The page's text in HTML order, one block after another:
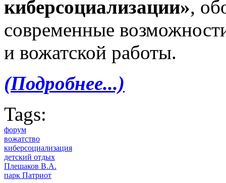
киберсоциализации»,
современные
и вожатской работы.
(Подробнее...)
Tags:
форум
вожатство
киберсоциализация
детский отдых
Плешаков В.А.
парк Патриот